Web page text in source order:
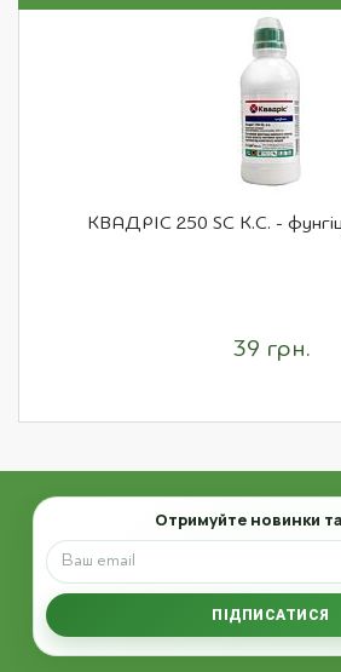
КВАДРІС 250 SC К.С. -
39 грн.
Email
Отримуйте новинки та
ПІДПИСАТИСЯ